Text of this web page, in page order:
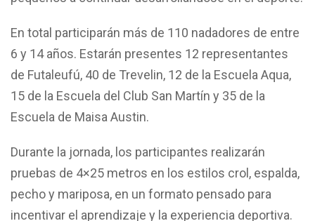
En total participarán más de 110 nadadores de entre
6 y 14 años. Estarán presentes 12 representantes
de Futaleufú, 40 de Trevelin, 12 de la Escuela Aqua,
15 de la Escuela del Club San Martín y 35 de la
Escuela de Maisa Austin.
Durante la jornada, los participantes realizarán
pruebas de 4×25 metros en los estilos crol, espalda,
pecho y mariposa, en un formato pensado para
incentivar el aprendizaje y la experiencia deportiva.